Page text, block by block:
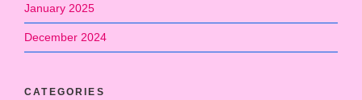
January 2025
December 2024
CATEGORIES